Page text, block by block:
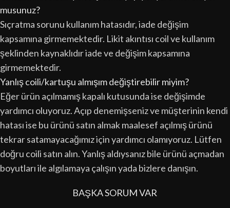
musunuz?
Sıçratma sorunu kullanım hatasıdır, iade değişim
kapsamına girmemektedir. Likit akıntısı coil ve kullanım
şeklinden kaynaklıdır iade ve değişim kapsamına
girmemektedir.
Yanlış coili/kartuşu almışım değiştirebilir miyim?
Eğer ürün açılmamış kapalı kutusunda ise değişimde
yardımcı oluyoruz. Açıp denemişseniz ve müşterinin kendi
hatası ise bu ürünü satın almak maalesef açılmış ürünü
tekrar satamayacağımız için yardımcı olamıyoruz. Lütfen
doğru coili satın alın. Yanlış aldıysanız bile ürünü açmadan
boyutları ile algılamaya çalışın yada bizlere danışın.
BAŞKA SORUM VAR